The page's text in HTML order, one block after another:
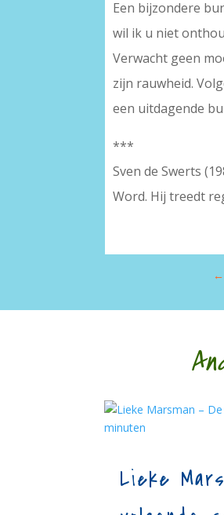
Een bijzondere
wil ik u niet
Verwacht geen
zijn rauwheid.
een uitdagende
***
Sven de Swerts
Word. Hij treedt
←
Lieke